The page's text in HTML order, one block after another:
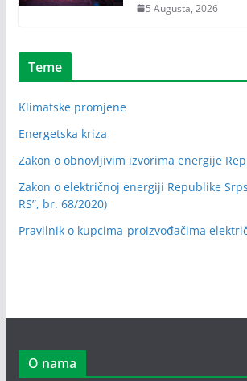
5 Augusta, 2026
Teme
Klimatske promjene
Energetska kriza
Zakon o obnovljivim izvorima energije
Zakon o električnoj energiji Republike
RS”, br. 68/2020)
Pravilnik o kupcima-proizvođačima
O nama